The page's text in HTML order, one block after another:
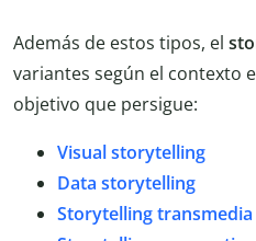
Además de estos tipos, el
variantes según el contexto
objetivo que persigue:
Visual storytelling
Data storytelling
Storytelling transmedia